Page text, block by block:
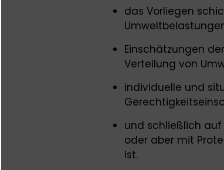
das Vorliegen
Einschätzungen
Verteilung von
individuelle und
und schließlich
oder aber mit
ist.